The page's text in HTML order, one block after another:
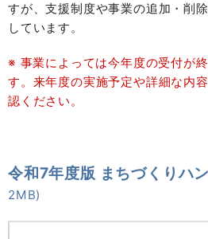
すが、支援制度や事業の追加・削
しています。
※ 事業によっては今年度の受付が
す。来年度の実施予定や詳細な内
認ください。
令和7年度版 まちづくりハ
2MB)